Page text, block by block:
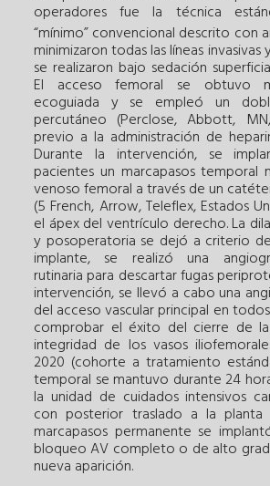
operadores fue la técnica
“mínimo” convencional descrito con
minimizaron todas las líneas
se realizaron bajo sedación
El acceso femoral se obtuvo
ecoguiada y se empleó un
percutáneo (Perclose, Abbott,
previo a la administración de
Durante la intervención, se
pacientes un marcapasos temporal
venoso femoral a través de un
(5 French, Arrow, Teleflex, Estados
el ápex del ventrículo derecho. La
y posoperatoria se dejó a criterio
implante, se realizó una
rutinaria para descartar fugas
intervención, se llevó a cabo una
del acceso vascular principal en
comprobar el éxito del cierre de
integridad de los vasos
2020 (cohorte a tratamiento
temporal se mantuvo durante 24
la unidad de cuidados intensivos
con posterior traslado a la planta
marcapasos permanente se
bloqueo AV completo o de alto
nueva aparición.